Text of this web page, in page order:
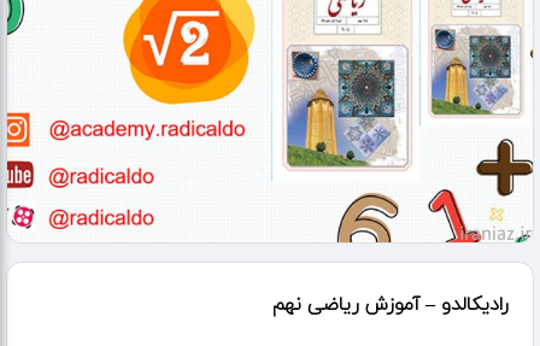
رادیکالدو – آموزش ریاضی نهم